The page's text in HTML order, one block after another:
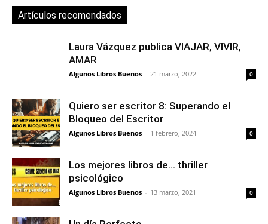
Artículos recomendados
Laura Vázquez publica VIAJAR, VIVIR,
AMAR
Algunos Libros Buenos - 21 marzo, 2022 0
Quiero ser escritor 8: Superando el
Bloqueo del Escritor
Algunos Libros Buenos - 1 febrero, 2024 0
Los mejores libros de… thriller
psicológico
Algunos Libros Buenos - 13 marzo, 2021 0